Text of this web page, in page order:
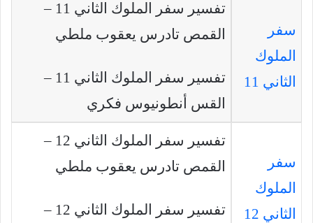
سفر
الملوك
الثاني 11
تفسير سفر الملوك الثاني 11 –
القمص تادرس يعقوب ملطي
تفسير سفر الملوك الثاني 11 –
القس أنطونيوس فكري
سفر
الملوك
الثاني 12
تفسير سفر الملوك الثاني 12 –
القمص تادرس يعقوب ملطي
تفسير سفر الملوك الثاني 12 –